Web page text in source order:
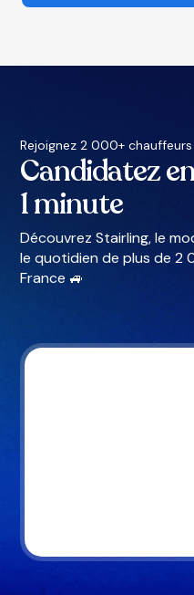
Rejoignez 2 000+ chauffeurs
Candidatez
1 minute
Découvrez Stairling, le
le quotidien de plus de 2
France 🚙